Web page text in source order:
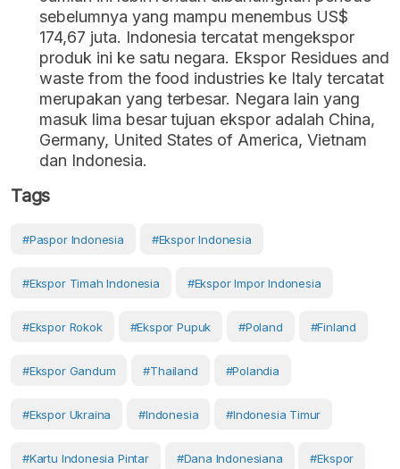
sebelumnya yang mampu menembus US$
174,67 juta. Indonesia tercatat mengekspor
produk ini ke satu negara. Ekspor Residues and
waste from the food industries ke Italy tercatat
merupakan yang terbesar. Negara lain yang
masuk lima besar tujuan ekspor adalah China,
Germany, United States of America, Vietnam
dan Indonesia.
Tags
#paspor Indonesia #Ekspor Indonesia
#ekspor Timah Indonesia #ekspor Impor Indonesia
#ekspor Rokok #ekspor Pupuk #Poland #Finland
#ekspor Gandum #Thailand #Polandia
#ekspor Ukraina #Indonesia #Indonesia Timur
#Kartu Indonesia Pintar #dana Indonesiana #Ekspor